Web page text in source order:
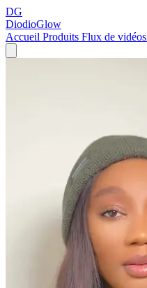
DG
DiodioGlow
Accueil Produits Flux de vidéos